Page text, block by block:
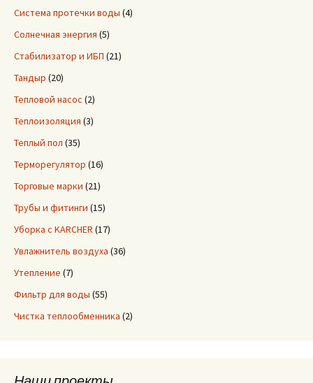
Система протечки воды (4)
Солнечная энергия (5)
Стабилизатор и ИБП (21)
Тандыр (20)
Тепловой насос (2)
Теплоизоляция (3)
Теплый пол (35)
Терморегулятор (16)
Торговые марки (21)
Трубы и фитинги (15)
Уборка с KARCHER (17)
Увлажнитель воздуха (36)
Утепление (7)
Фильтр для воды (55)
Чистка теплообменника (2)